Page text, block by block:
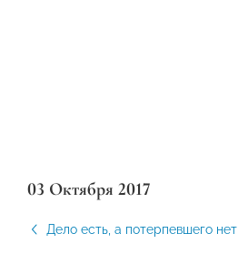
03 Октября 2017
Дело есть, а потерпевшего нет